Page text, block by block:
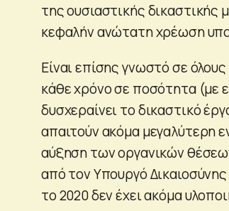
της ουσιαστικής
κεφαλήν ανώτατη χρέωση
Είναι επίσης γνωστό σε
κάθε χρόνο σε ποσότητα (με
δυσχεραίνει το δικαστικό
απαιτούν ακόμα μεγαλύτερη
αύξηση των οργανικών
από τον Υπουργό
το 2020 δεν έχει ακόμα